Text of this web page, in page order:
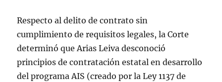
Respecto al delito de contrato sin
cumplimiento de requisitos legales, la Corte
determinó que Arias Leiva desconoció
principios de contratación estatal en desarrollo
del programa AIS (creado por la Ley 1137 de